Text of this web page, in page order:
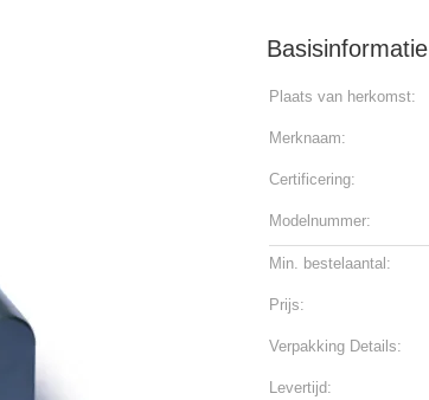
Basisinformatie
Plaats van herkomst:
Merknaam:
Certificering:
Modelnummer:
Min. bestelaantal:
Prijs:
Verpakking Details:
Levertijd: